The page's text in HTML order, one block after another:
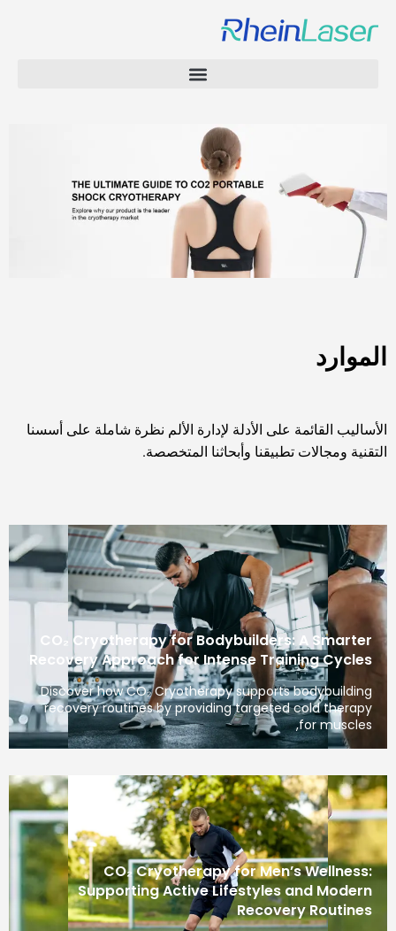
الموارد
الأساليب القائمة على الأدلة لإدارة الألم نظرة شاملة على أسسنا
التقنية ومجالات تطبيقنا وأبحاثنا المتخصصة.
CO₂ Cryotherapy for Bodybuilders: A Smarter
Recovery Approach for Intense Training Cycles
Discover how CO₂ Cryotherapy supports bodybuilding
recovery routines by providing targeted cold therapy
for muscles,
CO₂ Cryotherapy for Men’s Wellness:
Supporting Active Lifestyles and Modern
Recovery Routines